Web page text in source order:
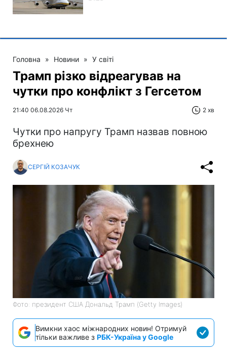
Головна » Новини » У світі
Трамп різко відреагував на
чутки про конфлікт з Гегсетом
21:40 06.08.2026 Чт 2 хв
Чутки про напругу Трамп назвав повною
брехнею
СЕРГІЙ КОЗАЧУК
Фото: президент США Дональд Трамп (Getty Images)
Вимкни хаос міжнародних новин! Отримуй
тільки важливе з РБК-Україна у Google